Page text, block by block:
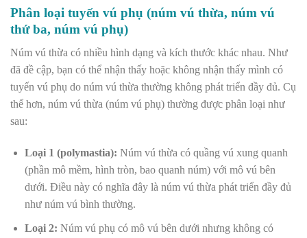
Phân loại tuyến vú phụ (núm vú thừa, núm vú
thứ ba, núm vú phụ)
Núm vú thừa có nhiều hình dạng và kích thước khác nhau. Như
đã đề cập, bạn có thể nhận thấy hoặc không nhận thấy mình có
tuyến vú phụ do núm vú thừa thường không phát triển đầy đủ. Cụ
thể hơn, núm vú thừa (núm vú phụ) thường được phân loại như
sau:
Loại 1 (polymastia): Núm vú thừa có quầng vú xung quanh
(phần mô mềm, hình tròn, bao quanh núm) với mô vú bên
dưới. Điều này có nghĩa đây là núm vú thừa phát triển đầy đủ
như núm vú bình thường.
Loại 2: Núm vú phụ có mô vú bên dưới nhưng không có